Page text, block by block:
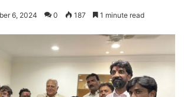
6, 2024 0 187 1 minute read